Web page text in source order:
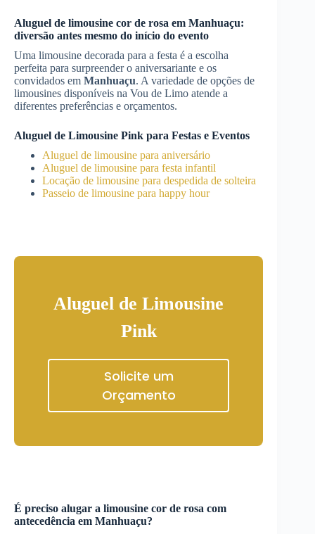
Aluguel de limousine cor de rosa em Manhuaçu:
diversão antes mesmo do início do evento
Uma limousine decorada para a festa é a escolha
perfeita para surpreender o aniversariante e os
convidados em Manhuaçu. A variedade de opções de
limousines disponíveis na Vou de Limo atende a
diferentes preferências e orçamentos.
Aluguel de Limousine Pink para Festas e Eventos
Aluguel de limousine para aniversário
Aluguel de limousine para festa infantil
Locação de limousine para despedida de solteira
Passeio de limousine para happy hour
Aluguel de Limousine
Pink
Solicite um
Orçamento
É preciso alugar a limousine cor de rosa com
antecedência em Manhuaçu?